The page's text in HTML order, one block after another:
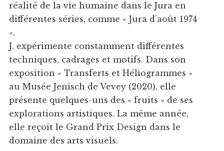
réalité de la vie humaine dans le Jura en
différentes séries, comme « Jura d’août 1974
».
J. expérimente constamment différentes
techniques, cadrages et motifs. Dans son
exposition « Transferts et Héliogrammes »
au Musée Jenisch de Vevey (2020), elle
présente quelques-uns des « fruits » de ses
explorations artistiques. La même année,
elle reçoit le Grand Prix Design dans le
domaine des arts visuels.